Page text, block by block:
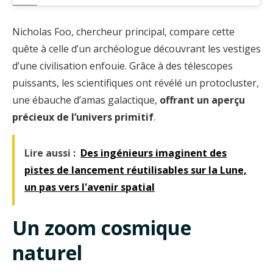
Nicholas Foo, chercheur principal, compare cette
quête à celle d’un archéologue découvrant les vestiges
d’une civilisation enfouie. Grâce à des télescopes
puissants, les scientifiques ont révélé un protocluster,
une ébauche d’amas galactique, offrant un aperçu
précieux de l’univers primitif.
Lire aussi : Des ingénieurs imaginent des
pistes de lancement réutilisables sur la Lune,
un pas vers l'avenir spatial
Un zoom cosmique
naturel